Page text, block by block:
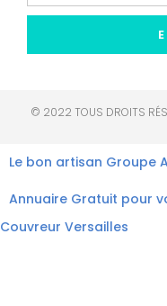
© 2022 TOUS DROITS
Le bon artisan Groupe
Annuaire Gratuit pour
Couvreur Versailles